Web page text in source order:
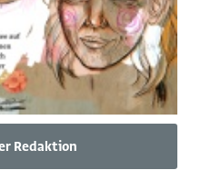
Redaktion